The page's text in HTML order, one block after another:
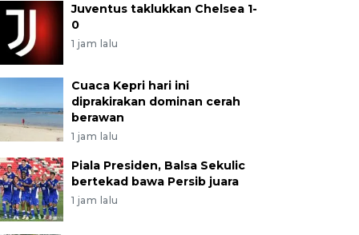
Juventus taklukkan Chelsea 1-
0
1 jam lalu
Cuaca Kepri hari ini
diprakirakan dominan cerah
berawan
1 jam lalu
Piala Presiden, Balsa Sekulic
bertekad bawa Persib juara
1 jam lalu